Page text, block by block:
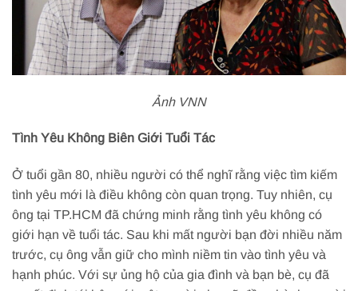
Ảnh VNN
Tình Yêu Không Biên Giới Tuổi Tác
Ở tuổi gần 80, nhiều người có thể nghĩ rằng việc tìm kiếm
tình yêu mới là điều không còn quan trọng. Tuy nhiên, cụ
ông tại TP.HCM đã chứng minh rằng tình yêu không có
giới hạn về tuổi tác. Sau khi mất người bạn đời nhiều năm
trước, cụ ông vẫn giữ cho mình niềm tin vào tình yêu và
hạnh phúc. Với sự ủng hộ của gia đình và bạn bè, cụ đã